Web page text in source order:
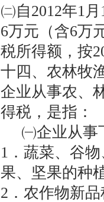
㈡自2012年1
6万元（含6万
税所得额，按
十四、农林牧
企业从事农、
得税，是指：
㈠企业从事
1．蔬菜、谷
果、坚果的种
2．农作物新